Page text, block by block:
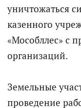
уничтожаться
казенного
«Мособллес» с
организаций.
Земельные
проведение